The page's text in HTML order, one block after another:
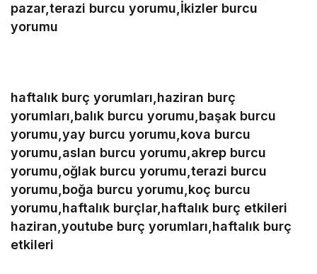
pazar,terazi burcu yorumu,İkizler burcu
yorumu
haftalık burç yorumları,haziran burç
yorumları,balık burcu yorumu,başak burcu
yorumu,yay burcu yorumu,kova burcu
yorumu,aslan burcu yorumu,akrep burcu
yorumu,oğlak burcu yorumu,terazi burcu
yorumu,boğa burcu yorumu,koç burcu
yorumu,haftalık burçlar,haftalık burç etkileri
haziran,youtube burç yorumları,haftalık burç
etkileri